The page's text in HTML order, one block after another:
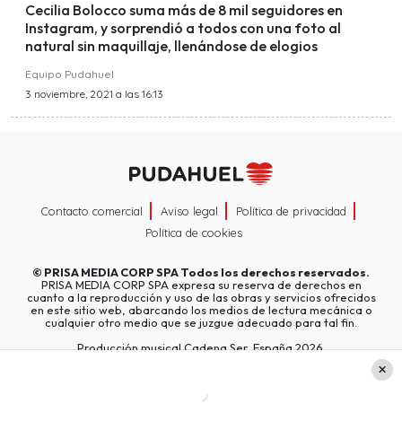
Cecilia Bolocco suma más de 8 mil seguidores en
Instagram, y sorprendió a todos con una foto al
natural sin maquillaje, llenándose de elogios
Equipo Pudahuel
3 noviembre, 2021 a las 16:13
Contacto comercial Aviso legal
Política de privacidad
Política de cookies
© PRISA MEDIA CORP SPATodos los derechos reservados.
PRISA MEDIA CORP SPA expresa su reserva de derechos en
cuanto a la reproducción y uso de las obras y servicios ofrecidos
en este sitio web, abarcando los medios de lectura mecánica o
cualquier otro medio que se juzgue adecuado para tal fin.
Producción musical Cadena Ser, España 2026.